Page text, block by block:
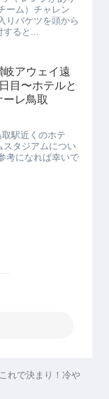
ーム）チャレン
りバケツを頭から
すると...
岐アウェイ遠
〜ホテルと
ーレ鳥取
駅近くのホテ
スタジアムについ
考になれば幸いで
れで決まり！冷や